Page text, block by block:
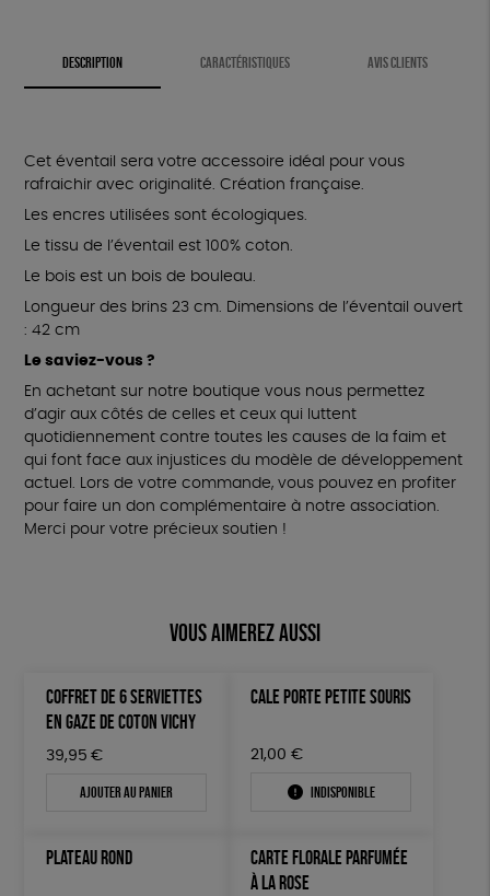
DESCRIPTION CARACTÉRISTIQUES AVIS CLIENTS
Cet éventail sera votre accessoire idéal pour vous
rafraichir avec originalité. Création française.
Les encres utilisées sont écologiques.
Le tissu de l’éventail est 100% coton.
Le bois est un bois de bouleau.
Longueur des brins 23 cm. Dimensions de l’éventail ouvert
: 42 cm
Le saviez-vous ?
En achetant sur notre boutique vous nous permettez
d’agir aux côtés de celles et ceux qui luttent
quotidiennement contre toutes les causes de la faim et
qui font face aux injustices du modèle de développement
actuel. Lors de votre commande, vous pouvez en profiter
pour faire un don complémentaire à notre association.
Merci pour votre précieux soutien !
Vous aimerez aussi
COFFRET DE 6 SERVIETTES
EN GAZE DE COTON VICHY
39,95 €
Ajouter au panier
CALE PORTE PETITE SOURIS
21,00 €
Indisponible
PLATEAU ROND
CARTE FLORALE PARFUMÉE
À LA ROSE